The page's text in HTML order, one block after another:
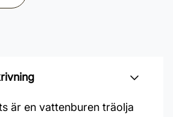
är en vattenburen träolja